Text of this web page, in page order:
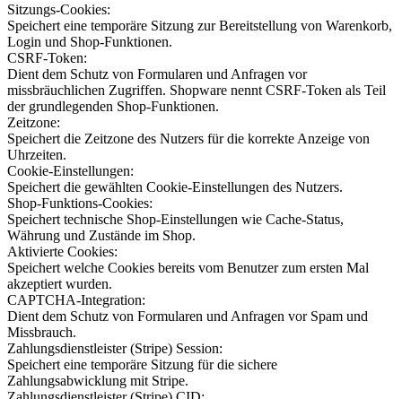
Sitzungs-Cookies:
Speichert eine temporäre Sitzung zur Bereitstellung von Warenkorb,
Login und Shop-Funktionen.
CSRF-Token:
Dient dem Schutz von Formularen und Anfragen vor
missbräuchlichen Zugriffen. Shopware nennt CSRF-Token als Teil
der grundlegenden Shop-Funktionen.
Zeitzone:
Speichert die Zeitzone des Nutzers für die korrekte Anzeige von
Uhrzeiten.
Cookie-Einstellungen:
Speichert die gewählten Cookie-Einstellungen des Nutzers.
Shop-Funktions-Cookies:
Speichert technische Shop-Einstellungen wie Cache-Status,
Währung und Zustände im Shop.
Aktivierte Cookies:
Speichert welche Cookies bereits vom Benutzer zum ersten Mal
akzeptiert wurden.
CAPTCHA-Integration:
Dient dem Schutz von Formularen und Anfragen vor Spam und
Missbrauch.
Zahlungsdienstleister (Stripe) Session:
Speichert eine temporäre Sitzung für die sichere
Zahlungsabwicklung mit Stripe.